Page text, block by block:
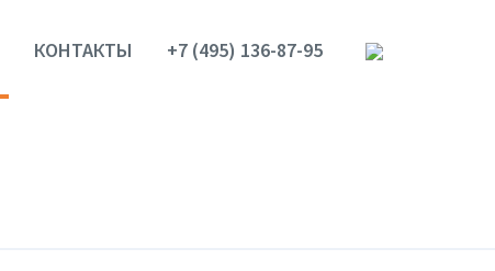
КОНТАКТЫ +7 (495) 136-87-95